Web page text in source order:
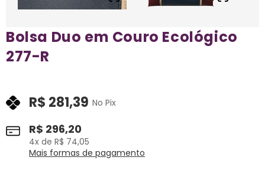
Bolsa Duo em Couro Ecológico
277-R
R$ 296,20
4x de R$ 74,05
Mais formas de pagamento
R$ 281,39 No Pix